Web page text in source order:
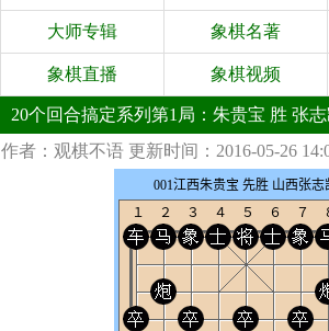
大师专辑 象棋名著
象棋直播 象棋视频
20个回合搞定系列第1局：朱贵宝 胜 张
作者：观棋不语 更新时间：2016-05-26